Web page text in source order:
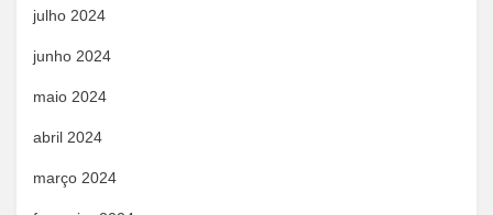
julho 2024
junho 2024
maio 2024
abril 2024
março 2024